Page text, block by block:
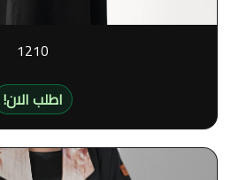
1210
!اطلب الان